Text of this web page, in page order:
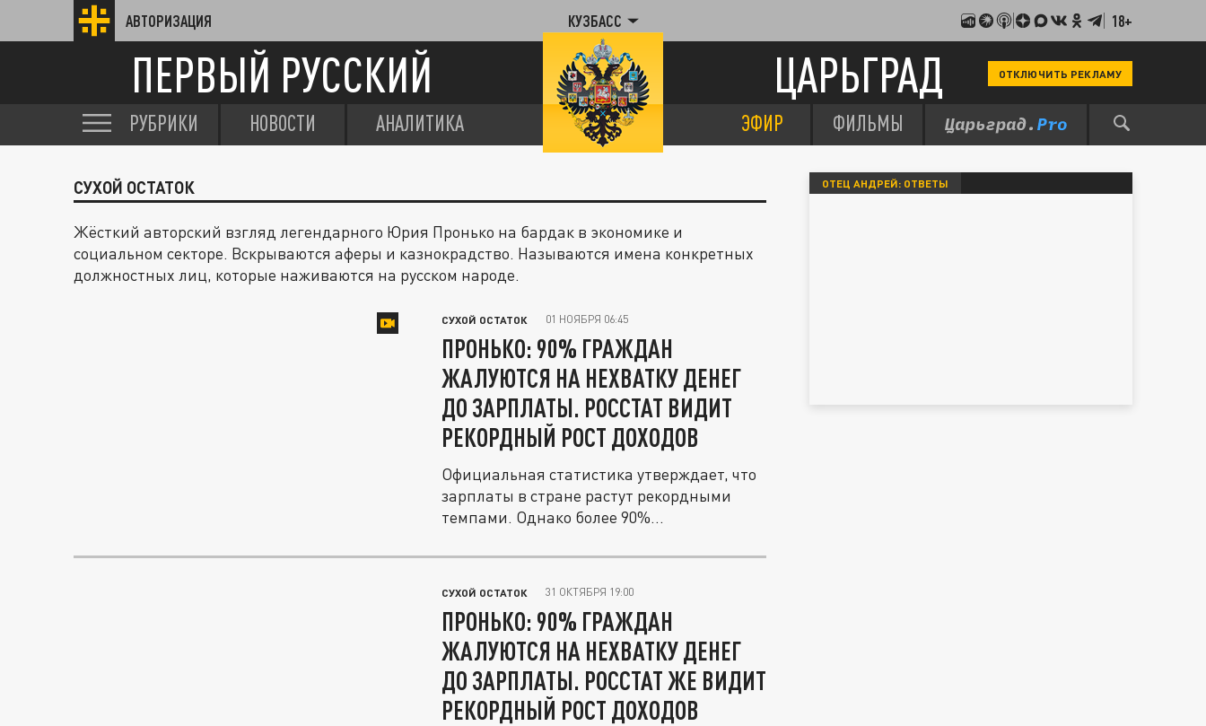
АВТОРИЗАЦИЯ КУЗБАСС 18+
ПЕРВЫЙ РУССКИЙ ЦАРЬГРАД ОТКЛЮЧИТЬ РЕКЛАМУ
РУБРИКИ НОВОСТИ АНАЛИТИКА ЭФИР ФИЛЬМЫ
СУХОЙ ОСТАТОК
Жёсткий авторский взгляд легендарного Юрия Пронько на бардак в экономике и
социальном секторе. Вскрываются аферы и казнокрадство. Называются имена конкретных
должностных лиц, которые наживаются на русском народе.
СУХОЙ ОСТАТОК 01 НОЯБРЯ 06:45
ПРОНЬКО: 90% ГРАЖДАН
ЖАЛУЮТСЯ НА НЕХВАТКУ ДЕНЕГ
ДО ЗАРПЛАТЫ. РОССТАТ ВИДИТ
РЕКОРДНЫЙ РОСТ ДОХОДОВ
Официальная статистика утверждает, что
зарплаты в стране растут рекордными
темпами. Однако более 90%...
СУХОЙ ОСТАТОК 31 ОКТЯБРЯ 19:00
ПРОНЬКО: 90% ГРАЖДАН
ЖАЛУЮТСЯ НА НЕХВАТКУ ДЕНЕГ
ДО ЗАРПЛАТЫ. РОССТАТ ЖЕ ВИДИТ
РЕКОРДНЫЙ РОСТ ДОХОДОВ
ОТЕЦ АНДРЕЙ: ОТВЕТЫ